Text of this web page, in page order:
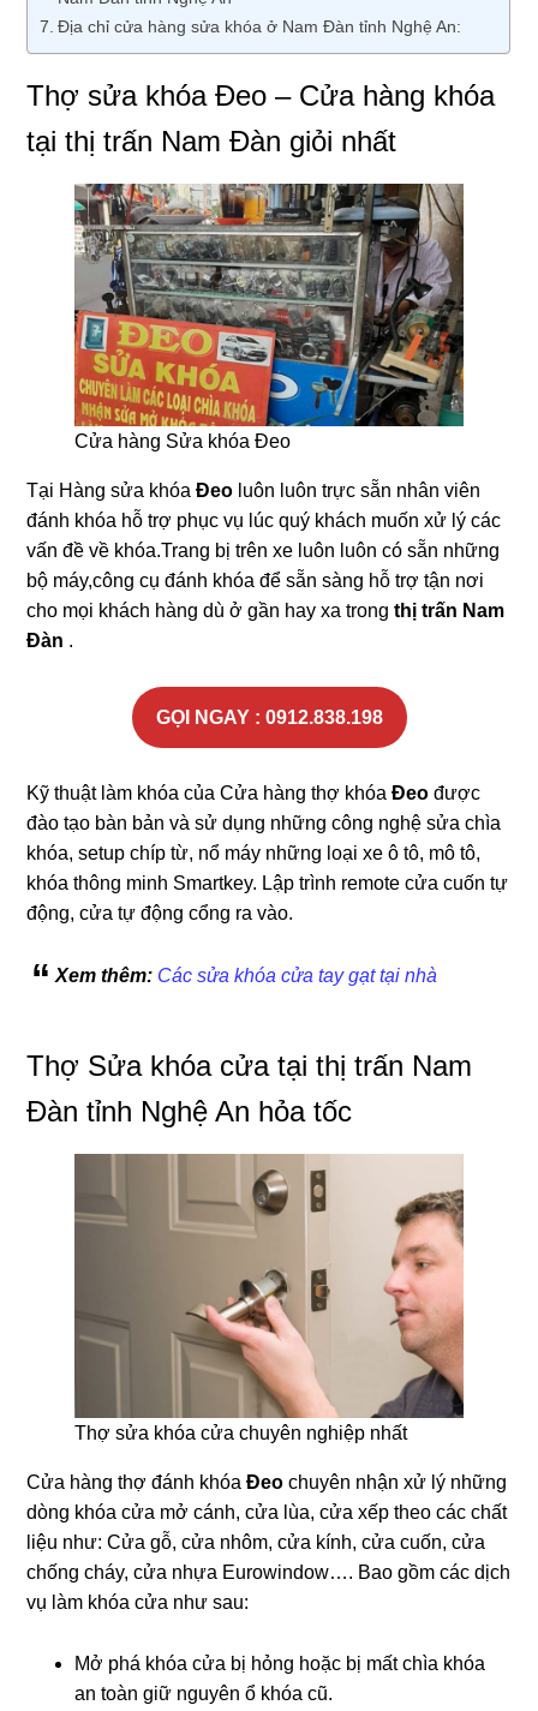
Địa chỉ cửa hàng sửa khóa ở Nam Đàn tỉnh Nghệ An:
Thợ sửa khóa Đeo – Cửa hàng khóa
tại thị trấn Nam Đàn giỏi nhất
Cửa hàng Sửa khóa Đeo
Tại Hàng sửa khóaĐeo luôn luôn trực sẵn nhân viên
đánh khóa hỗ trợ phục vụ lúc quý khách muốn xử lý các
vấn đề về khóa.Trang bị trên xe luôn luôn có sẵn những
bộ máy,công cụ đánh khóa để sẵn sàng hỗ trợ tận nơi
cho mọi khách hàng dù ở gần hay xa trongthị trấn Nam
Đàn .
GỌI NGAY : 0912.838.198
Kỹ thuật làm khóa của Cửa hàng thợ khóaĐeo được
đào tạo bàn bản và sử dụng những công nghệ sửa chìa
khóa, setup chíp từ, nổ máy những loại xe ô tô, mô tô,
khóa thông minh Smartkey. Lập trình remote cửa cuốn tự
động, cửa tự động cổng ra vào.
Xem thêm: Các sửa khóa cửa tay gạt tại nhà
Thợ Sửa khóa cửa tại thị trấn Nam
Đàn tỉnh Nghệ An hỏa tốc
Thợ sửa khóa cửa chuyên nghiệp nhất
Cửa hàng thợ đánh khóaĐeo chuyên nhận xử lý những
dòng khóa cửa mở cánh, cửa lùa, cửa xếp theo các chất
liệu như: Cửa gỗ, cửa nhôm, cửa kính, cửa cuốn, cửa
chống cháy, cửa nhựa Eurowindow…. Bao gồm các dịch
vụ làm khóa cửa như sau:
Mở phá khóa cửa bị hỏng hoặc bị mất chìa khóa
an toàn giữ nguyên ổ khóa cũ.